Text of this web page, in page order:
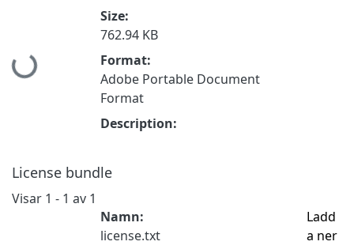
Hämtar...
Size:
762.94 KB
Format:
Adobe Portable Document
Format
Description:
License bundle
Visar 1 - 1 av 1
Namn:
license.txt
Ladd
a ner